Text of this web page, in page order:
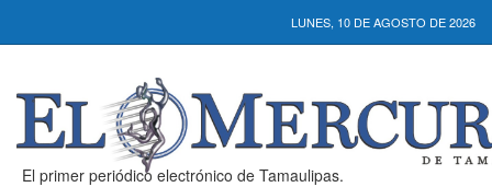
LUNES, 10 DE AGOSTO DE 2026
El primer periódico electrónico de Tamaulipas.